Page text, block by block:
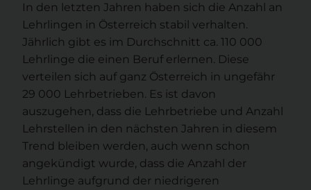
In den letzten Jahren haben sich die Anzahl an
Lehrlingen in Österreich stabil verhalten.
Jährlich gibt es im Durchschnitt ca. 110 000
Lehrlinge die einen Beruf erlernen. Diese
verteilen sich auf ganz Österreich in ungefähr
29 000 Lehrbetrieben. Es ist davon
auszugehen, dass die Lehrbetriebe und Anzahl
Lehrstellen in den nächsten Jahren in diesem
Trend bleiben werden, auch wenn schon
angekündigt wurde, dass die Anzahl der
Lehrlinge aufgrund der niedrigeren